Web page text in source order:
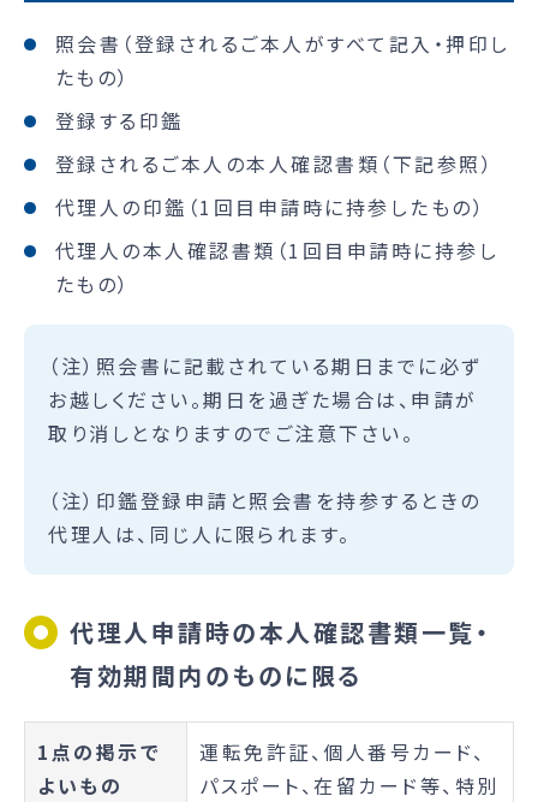
照会書（登録されるご本人がすべて記入・押印し
たもの）
登録する印鑑
登録されるご本人の本人確認書類（下記参照）
代理人の印鑑（1回目申請時に持参したもの）
代理人の本人確認書類（1回目申請時に持参し
たもの）
（注）照会書に記載されている期日までに必ず
お越しください。期日を過ぎた場合は、申請が
取り消しとなりますのでご注意下さい。
（注）印鑑登録申請と照会書を持参するときの
代理人は、同じ人に限られます。
代理人申請時の本人確認書類一覧・
有効期間内のものに限る
1点の掲示で
よいもの
運転免許証、個人番号カード、
パスポート、在留カード等、特別